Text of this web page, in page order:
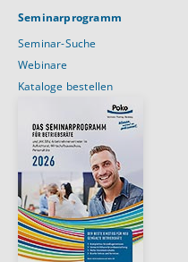
Seminarprogramm
Seminar-Suche
Webinare
Kataloge bestellen